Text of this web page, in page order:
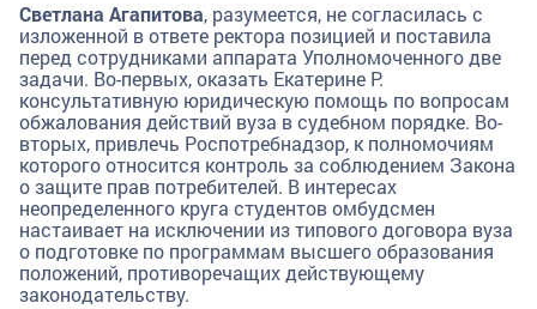
Светлана Агапитова, разумеется, не согласилась с
изложенной в ответе ректора позицией и поставила
перед сотрудниками аппарата Уполномоченного две
задачи. Во-первых, оказать Екатерине Р.
консультативную юридическую помощь по вопросам
обжалования действий вуза в судебном порядке. Во-
вторых, привлечь Роспотребнадзор, к полномочиям
которого относится контроль за соблюдением Закона
о защите прав потребителей. В интересах
неопределенного круга студентов омбудсмен
настаивает на исключении из типового договора вуза
о подготовке по программам высшего образования
положений, противоречащих действующему
законодательству.